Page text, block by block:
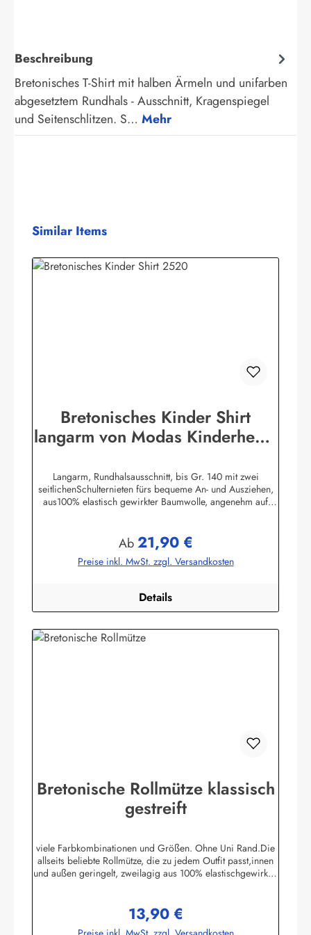
Beschreibung
Bretonisches T-Shirt mit halben Ärmeln und unifarben
abgesetztem Rundhals - Ausschnitt, Kragenspiegel
und Seitenschlitzen. S… Mehr
Produktgalerie überspringen
Similar Items
Bretonisches Kinder Shirt
langarm von Modas Kinderhemd
Langarm, Rundhalsausschnitt, bis Gr. 140 mit zwei
seitlichenSchulternieten fürs bequeme An- und Ausziehen,
aus100% elastisch gewirkter Baumwolle, angenehm auf
GmbHHeglitzer Str. 1226409 Wittmundinfo@modas-
bekleidung.de
Regulärer Preis:
Ab21,90 €
Preise inkl. MwSt. zzgl. Versandkosten
Details
Bretonische Rollmütze klassisch
gestreift
viele Farbkombinationen und Größen. Ohne Uni Rand.Die
allseits beliebte Rollmütze, die zu jedem Outfit passt,innen
und außen geringelt, zweilagig aus 100% elastischgewirkter
zu allen Ringelmuster - Hemden. Größe 0 - bis 46 cm
Kopfumfang (bis 18 Monate)Größe 1 - bis 52 cm
Regulärer Preis:
13,90 €